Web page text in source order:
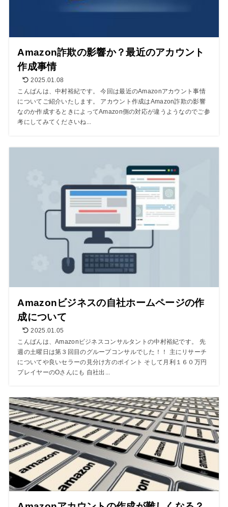
Amazon詐欺の影響か？最近のアカウント
作成事情
2025.01.08
こんばんは、中村裕紀です。 今回は最近のAmazonアカウント事情
についてご紹介いたします。 アカウント作成はAmazon詐欺の影響
なのか作成するときによってAmazon側の対応が違うようなのでご参
考にしてみてくださいね...
Amazonビジネスの自社ホームページの作
成について
2025.01.05
こんばんは、Amazonビジネスコンサルタントの中村裕紀です。 先
週の土曜日は第３回目のグループコンサルでした！！ 主にリサーチ
についてや良いセラーの見分け方のポイント そして月利１６０万円
プレイヤーのOさんにも 自社出...